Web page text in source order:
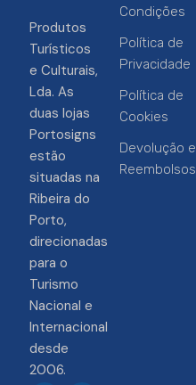
Produtos
Turísticos
e Culturais,
Lda. As
duas lojas
Portosigns
estão
situadas na
Ribeira do
Porto,
direcionadas
para o
Turismo
Nacional e
Internacional
desde
2006.
Condições
Política de
Privacidade
Política de
Cookies
Devolução e
Reembolsos